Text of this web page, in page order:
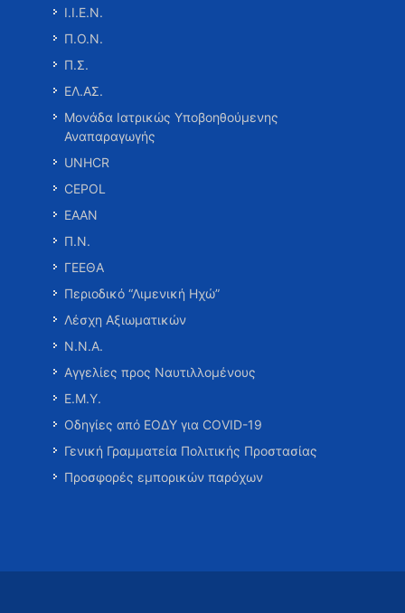
Ι.Ι.Ε.Ν.
Π.Ο.Ν.
Π.Σ.
ΕΛ.ΑΣ.
Μονάδα Ιατρικώς Υποβοηθούμενης
Αναπαραγωγής
UNHCR
CEPOL
ΕΑΑΝ
Π.Ν.
ΓΕΕΘΑ
Περιοδικό “Λιμενική Ηχώ”
Λέσχη Αξιωματικών
Ν.Ν.Α.
Αγγελίες προς Ναυτιλλομένους
Ε.Μ.Υ.
Οδηγίες από ΕΟΔΥ για COVID-19
Γενική Γραμματεία Πολιτικής Προστασίας
Προσφορές εμπορικών παρόχων